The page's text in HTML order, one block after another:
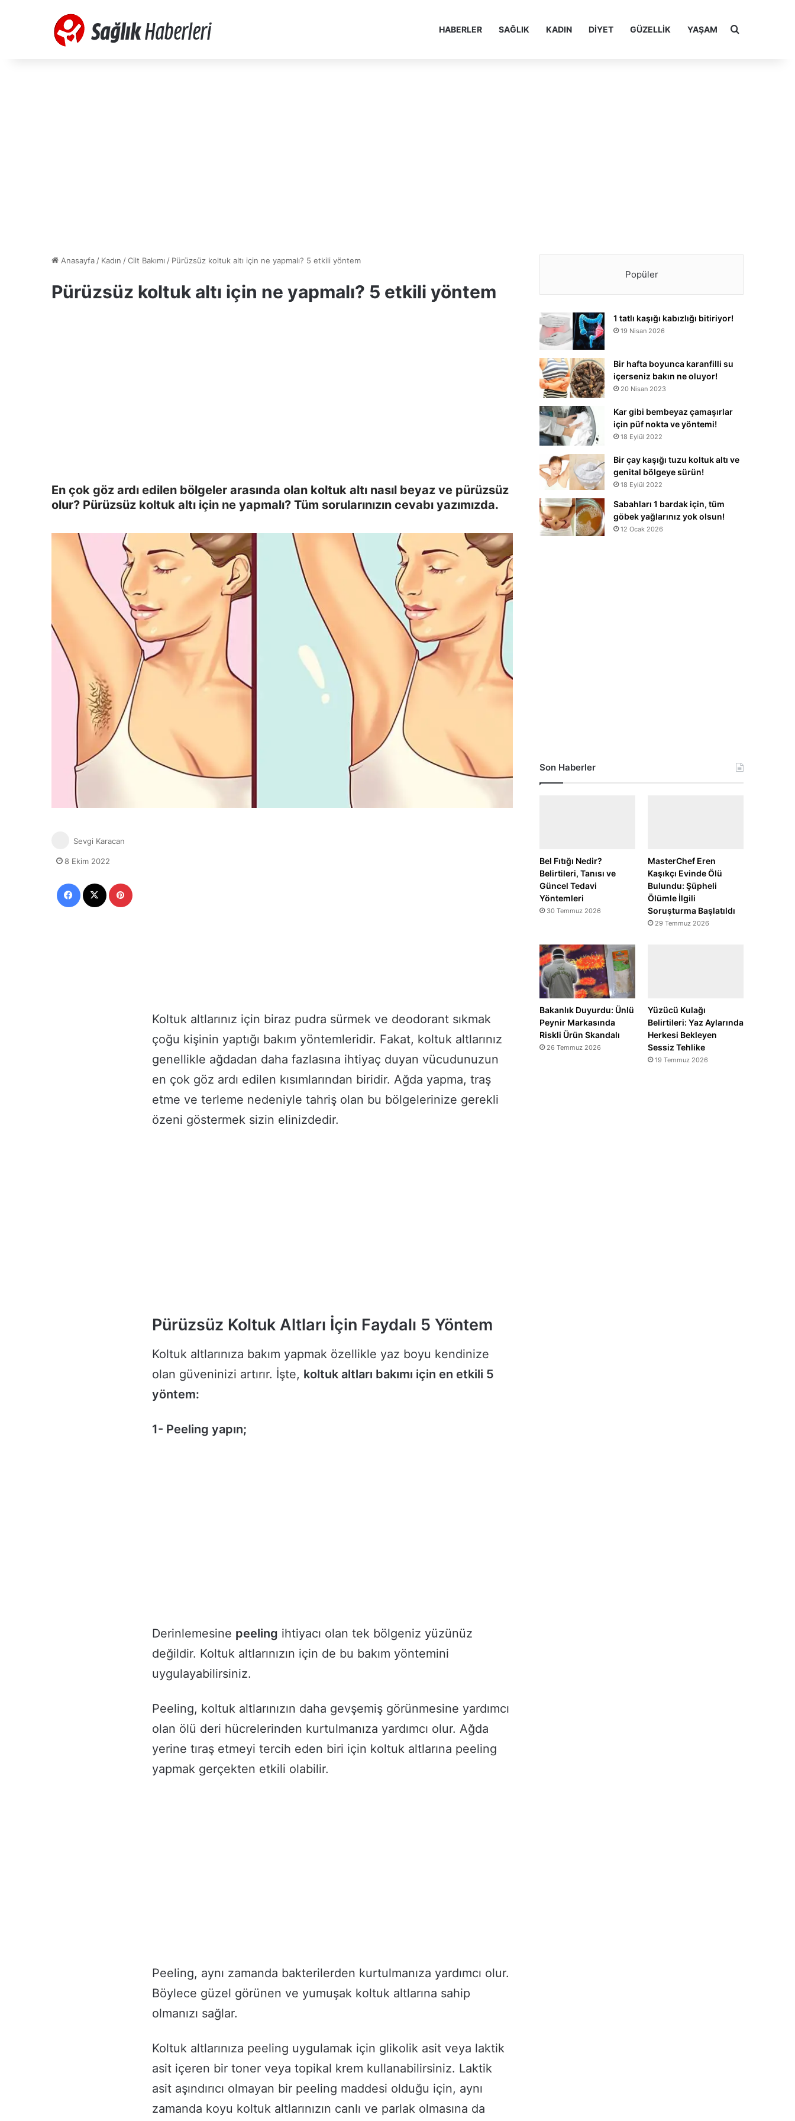
HABERLER SAĞLIK KADIN DIYET GÜZELLIK YAŞAM Arama yap
Anasayfa / Kadın /Cilt Bakımı / Pürüzsüz koltuk altı için ne yapmalı? 5 etkili yöntem
Pürüzsüz koltuk altı için ne yapmalı? 5 etkili yöntem
En çok göz ardı edilen bölgeler arasında olan koltuk altı nasıl beyaz ve pürüzsüz
olur? Pürüzsüz koltuk altı için ne yapmalı? Tüm sorularınızın cevabı yazımızda.
Koltuk altlarınız için biraz pudra sürmek ve deodorant sıkmak
çoğu kişinin yaptığı bakım yöntemleridir. Fakat, koltuk altlarınız
genellikle ağdadan daha fazlasına ihtiyaç duyan vücudunuzun
en çok göz ardı edilen kısımlarından biridir. Ağda yapma, traş
etme ve terleme nedeniyle tahriş olan bu bölgelerinize gerekli
özeni göstermek sizin elinizdedir.
Pürüzsüz Koltuk Altları İçin Faydalı 5 Yöntem
Koltuk altlarınıza bakım yapmak özellikle yaz boyu kendinize
olan güveninizi artırır. İşte, koltuk altları bakımı için en etkili 5
yöntem:
1- Peeling yapın;
Derinlemesine peeling ihtiyacı olan tek bölgeniz yüzünüz
değildir. Koltuk altlarınızın için de bu bakım yöntemini
uygulayabilirsiniz.
Peeling, koltuk altlarınızın daha gevşemiş görünmesine yardımcı
olan ölü deri hücrelerinden kurtulmanıza yardımcı olur. Ağda
yerine tıraş etmeyi tercih eden biri için koltuk altlarına peeling
yapmak gerçekten etkili olabilir.
Peeling, aynı zamanda bakterilerden kurtulmanıza yardımcı olur.
Böylece güzel görünen ve yumuşak koltuk altlarına sahip
olmanızı sağlar.
Koltuk altlarınıza peeling uygulamak için glikolik asit veya laktik
asit içeren bir toner veya topikal krem ​​kullanabilirsiniz. Laktik
asit aşındırıcı olmayan bir peeling maddesi olduğu için, aynı
zamanda koyu koltuk altlarınızın canlı ve parlak olmasına da
Sevgi Karacan
8 Ekim 2022
Popüler
1 tatlı kaşığı kabızlığı bitiriyor!
19 Nisan 2026
Bir hafta boyunca karanfilli su
içerseniz bakın ne oluyor!
20 Nisan 2023
Kar gibi bembeyaz çamaşırlar
için püf nokta ve yöntemi!
18 Eylül 2022
Bir çay kaşığı tuzu koltuk altı ve
genital bölgeye sürün!
18 Eylül 2022
Sabahları 1 bardak için, tüm
göbek yağlarınız yok olsun!
12 Ocak 2026
Son Haberler
Bel Fıtığı Nedir?
Belirtileri, Tanısı ve
Güncel Tedavi
Yöntemleri
30 Temmuz 2026
MasterChef Eren
Kaşıkçı Evinde Ölü
Bulundu: Şüpheli
Ölümle İlgili
Soruşturma Başlatıldı
29 Temmuz 2026
Bakanlık Duyurdu: Ünlü
Peynir Markasında
Riskli Ürün Skandalı
26 Temmuz 2026
Yüzücü Kulağı
Belirtileri: Yaz Aylarında
Herkesi Bekleyen
Sessiz Tehlike
19 Temmuz 2026